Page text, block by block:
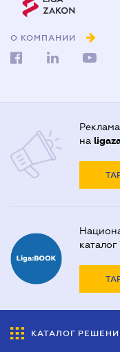
О КОМПАНИИ
на
КАТАЛОГ